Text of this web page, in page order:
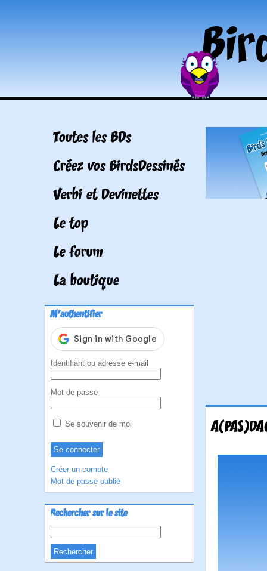
Toutes les BDs
Créez vos BirdsDessinés
Verbi et Devinettes
Le top
Le forum
La boutique
M'authentifier
Identifiant ou adresse e-mail
Mot de passe
Se souvenir de moi
Créer un compte
Mot de passe oublié
Rechercher sur le site